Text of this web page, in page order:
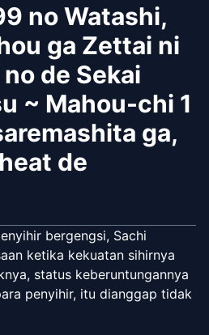
no Watashi,
ga Zettai ni
de Sekai
~ Mahou-chi 1
ga,
de
bergengsi, Sachi
ketika kekuatan sihirnya
status keberuntungannya
penyihir, itu dianggap tidak